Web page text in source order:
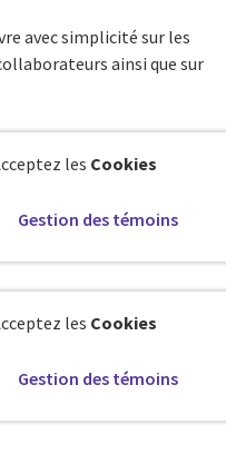
avec simplicité sur les
ainsi que sur
les Cookies
Gestion des témoins
les Cookies
Gestion des témoins